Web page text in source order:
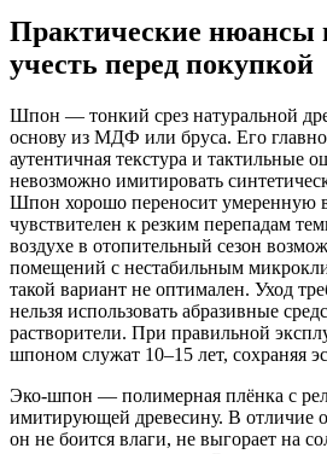
Практические нюансы
учесть перед покупкой
Шпон — тонкий срез натуральной
основу из МДФ или бруса. Его
аутентичная текстура и тактильные
невозможно имитировать
Шпон хорошо переносит умеренную
чувствителен к резким перепадам
воздухе в отопительный сезон
помещений с нестабильным
такой вариант не оптимален. Уход
нельзя использовать абразивные
растворители. При правильной
шпоном служат 10–15 лет, сохраняя
Эко-шпон — полимерная плёнка с
имитирующей древесину. В отличие
он не боится влаги, не выгорает на